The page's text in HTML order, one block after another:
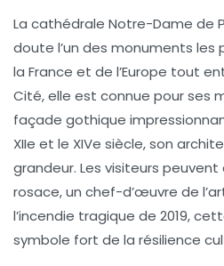
La cathédrale Notre-Dame de
doute l’un des monuments
la France et de l’Europe tout
Cité, elle est connue pour ses
façade gothique
XIIe et le XIVe siècle, son
grandeur. Les visiteurs
rosace, un chef-d’œuvre de
l’incendie tragique de 2019,
symbole fort de la résilience